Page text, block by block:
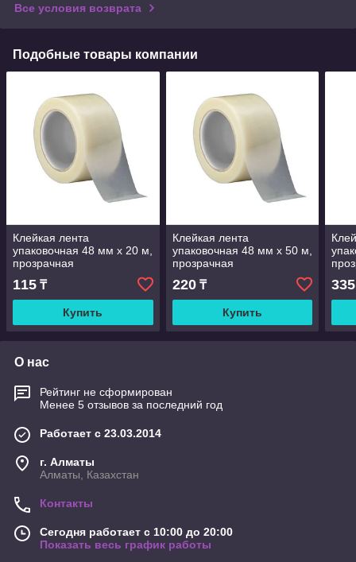
Все условия возврата
Подобные товары компании
Клейкая лента
упаковочная 48 мм х 20 м,
прозрачная
115 ₸
Купить
Клейкая лента
упаковочная 48 мм х 50 м,
прозрачная
220₸
Купить
335
О нас
Рейтинг не сформирован
Менее 5 отзывов за последний год
Работает с 23.03.2014
г. Алматы
Алматы, Казахстан
Контакты
Сегодня работает с 10:00 до 20:00
Показать весь график работы